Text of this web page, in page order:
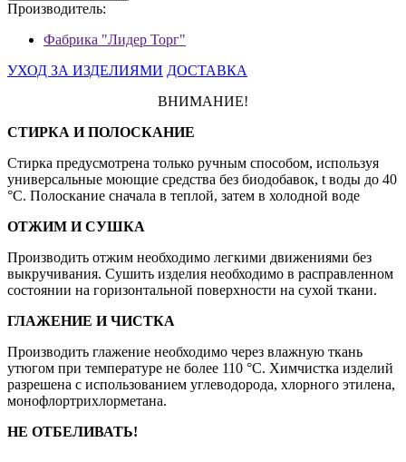
Производитель:
Фабрика "Лидер Торг"
УХОД ЗА ИЗДЕЛИЯМИ ДОСТАВКА
ВНИМАНИЕ!
СТИРКА И ПОЛОСКАНИЕ
Стирка предусмотрена только ручным способом, используя
универсальные моющие средства без биодобавок, t воды до 40
°С. Полоскание сначала в теплой, затем в холодной воде
ОТЖИМ И СУШКА
Производить отжим необходимо легкими движениями без
выкручивания. Сушить изделия необходимо в расправленном
состоянии на горизонтальной поверхности на сухой ткани.
ГЛАЖЕНИЕ И ЧИСТКА
Производить глажение необходимо через влажную ткань
утюгом при температуре не более 110 °С. Химчистка изделий
разрешена с использованием углеводорода, хлорного этилена,
монофлортрихлорметана.
НЕ ОТБЕЛИВАТЬ!